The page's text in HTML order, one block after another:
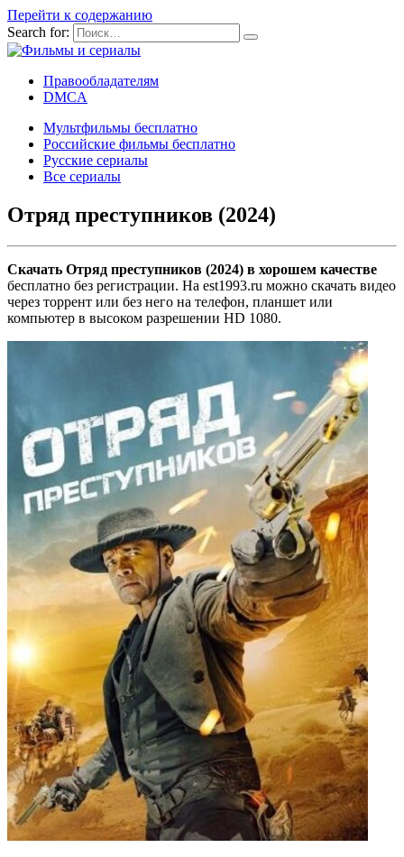
Перейти к содержанию
Search for:
Правообладателям
DMCA
Мультфильмы бесплатно
Российские фильмы бесплатно
Русские сериалы
Все сериалы
Отряд преступников (2024)
Скачать Отряд преступников (2024) в хорошем качестве
бесплатно без регистрации. На est1993.ru можно скачать видео
через торрент или без него на телефон, планшет или
компьютер в высоком разрешении HD 1080.